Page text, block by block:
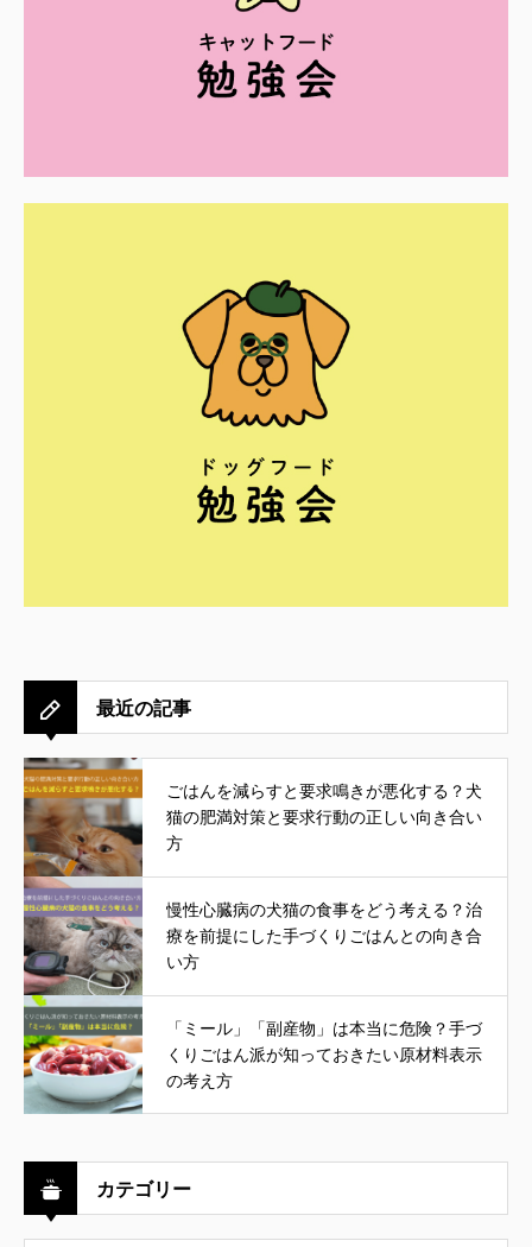
最近の記事
ごはんを減らすと要求鳴きが悪化する？犬
猫の肥満対策と要求行動の正しい向き合い
方
慢性心臓病の犬猫の食事をどう考える？治
療を前提にした手づくりごはんとの向き合
い方
「ミール」「副産物」は本当に危険？手づ
くりごはん派が知っておきたい原材料表示
の考え方
カテゴリー